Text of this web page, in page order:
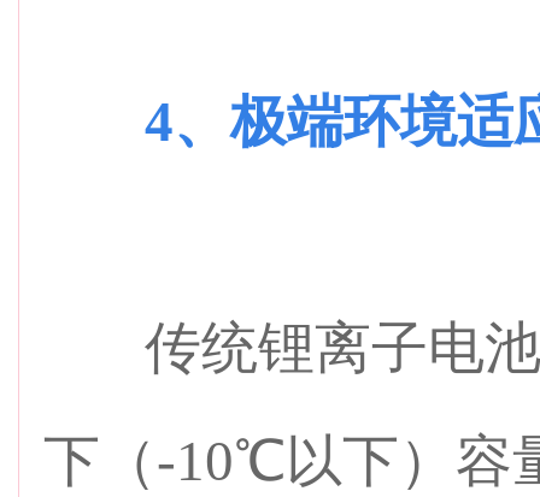
4、极端环境适
传统锂离子电池
下（-10℃以下）容